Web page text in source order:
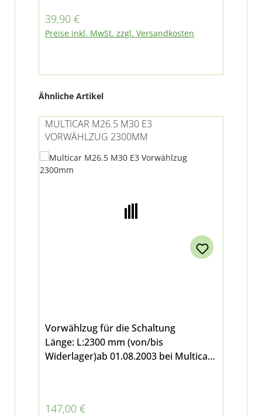
Regulärer Preis:
39,90 €
Preise inkl. MwSt. zzgl. Versandkosten
Produktgalerie überspringen
Ähnliche Artikel
MULTICAR M26.5 M30 E3
VORWÄHLZUG 2300MM
Vorwählzug für die Schaltung
Länge: L:2300 mm (von/bis
Widerlager)ab 01.08.2003 bei Multicar
Regulärer Preis:
147,00 €